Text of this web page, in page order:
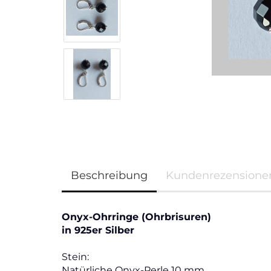
Beschreibung
Onyx-Ohrringe (Ohrbrisuren)
in 925er Silber
Stein: